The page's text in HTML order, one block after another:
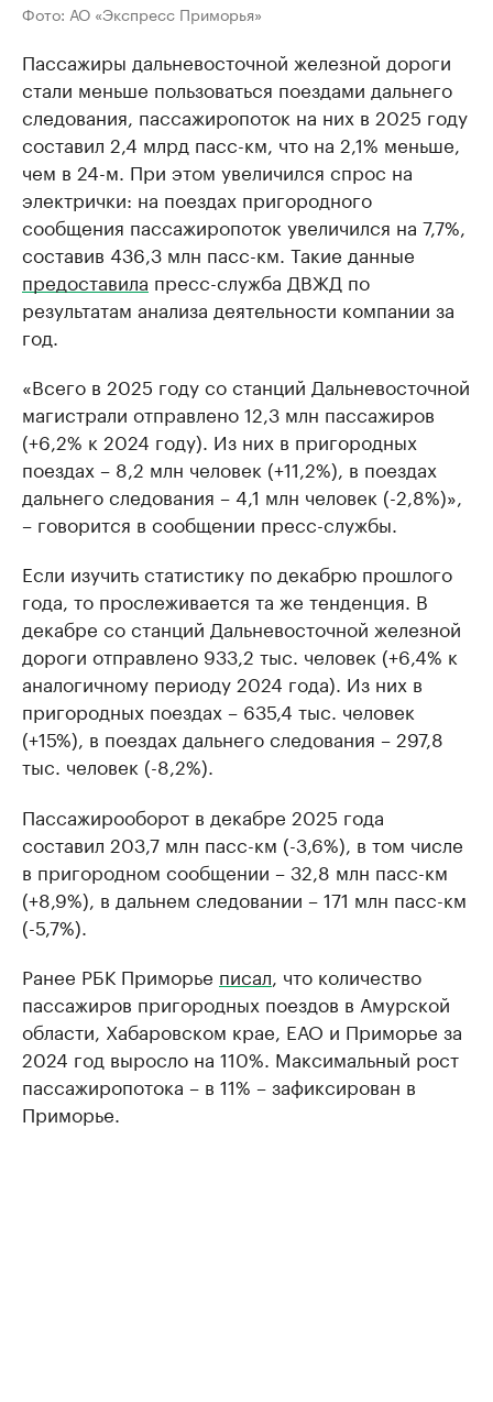
Фото: АО «Экспресс Приморья»
Пассажиры дальневосточной железной дороги
стали меньше пользоваться поездами дальнего
следования, пассажиропоток на них в 2025 году
составил 2,4 млрд пасс-км, что на 2,1% меньше,
чем в 24-м. При этом увеличился спрос на
электрички: на поездах пригородного
сообщения пассажиропоток увеличился на 7,7%,
составив 436,3 млн пасс-км. Такие данные
предоставила пресс-служба ДВЖД по
результатам анализа деятельности компании за
год.
«Всего в 2025 году со станций Дальневосточной
магистрали отправлено 12,3 млн пассажиров
(+6,2% к 2024 году). Из них в пригородных
поездах – 8,2 млн человек (+11,2%), в поездах
дальнего следования – 4,1 млн человек (-2,8%)»,
– говорится в сообщении пресс-службы.
Если изучить статистику по декабрю прошлого
года, то прослеживается та же тенденция. В
декабре со станций Дальневосточной железной
дороги отправлено 933,2 тыс. человек (+6,4% к
аналогичному периоду 2024 года). Из них в
пригородных поездах – 635,4 тыс. человек
(+15%), в поездах дальнего следования – 297,8
тыс. человек (-8,2%).
Пассажирооборот в декабре 2025 года
составил 203,7 млн пасс-км (-3,6%), в том числе
в пригородном сообщении – 32,8 млн пасс-км
(+8,9%), в дальнем следовании – 171 млн пасс-км
(-5,7%).
Ранее РБК Приморье писал , что количество
пассажиров пригородных поездов в Амурской
области, Хабаровском крае, ЕАО и Приморье за
2024 год выросло на 110%. Максимальный рост
пассажиропотока – в 11% – зафиксирован в
Приморье.